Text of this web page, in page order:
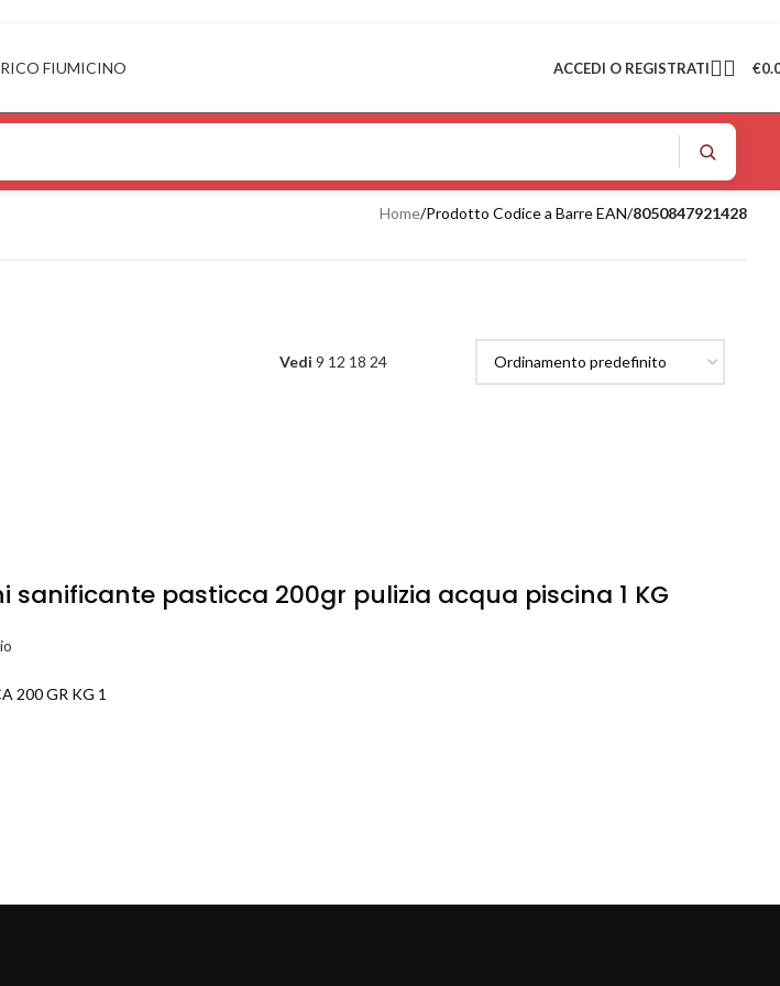
ACCEDI O REGISTRATI €
Home/Prodotto Codice a Barre EAN/8050847921428
Vedi 9 12 18 24
sanificante pasticca 200gr pulizia acqua piscina 1 KG
200 GR KG 1